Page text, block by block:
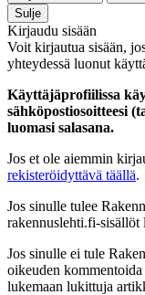
Sulje
Kirjaudu sisään
Voit kirjautua sisään,
yhteydessä luonut
Käyttäjäprofiilissa
sähköpostiosoitteesi
luomasi salasana.
Jos et ole aiemmin
rekisteröidyttävä täällä.
Jos sinulle tulee
rakennuslehti.fi-sisällöt
Jos sinulle ei tule
oikeuden
lukemaan lukittuja